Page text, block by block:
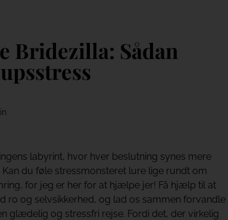
Bridezilla: Sådan
labyrint, hvor hver beslutning synes mere
du føle stressmonsteret lure lige rundt om
for jeg er her for at hjælpe jer! Få hjælp til at
ro og selvsikkerhed, og lad os sammen forvandle
glædelig og stressfri rejse. Fordi det, der virkelig